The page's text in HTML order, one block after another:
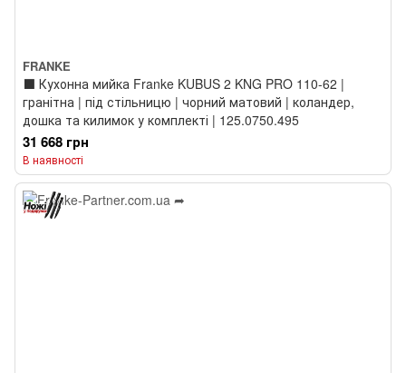
FRANKE
⬛️ Кухонна мийка Franke KUBUS 2 KNG PRO 110-62 |
гранітна | під стільницю | чорний матовий | коландер,
дошка та килимок у комплекті | 125.0750.495
31 668 грн
В наявності